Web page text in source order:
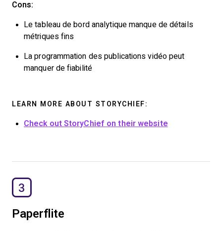
Cons:
Le tableau de bord analytique manque de détails
métriques fins
La programmation des publications vidéo peut
manquer de fiabilité
LEARN MORE ABOUT STORYCHIEF:
Check out StoryChief on their website
3
Paperflite